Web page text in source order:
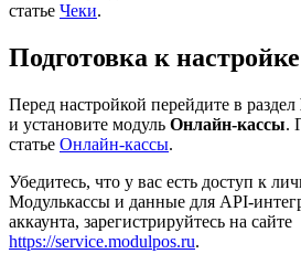
статье Чеки.
Подготовка к настройке
Перед настройкой перейдите в раздел
и установите модуль Онлайн-кассы.
статье Онлайн-кассы.
Убедитесь, что у вас есть доступ к
Модулькассы и данные для API-
аккаунта, зарегистрируйтесь на сайте
https://service.modulpos.ru.